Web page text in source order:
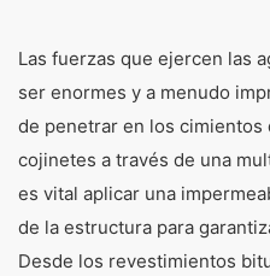
de estructuras de puentes.
Las fuerzas que ejercen las
ser enormes y a menudo
de penetrar en los cimientos
cojinetes a través de una
es vital aplicar una
de la estructura para
Desde los revestimientos